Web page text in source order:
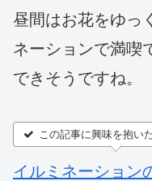
昼間はお花をゆっ
ネーションで満喫
できそうですね。
この記事に興味を抱い
イルミネーション